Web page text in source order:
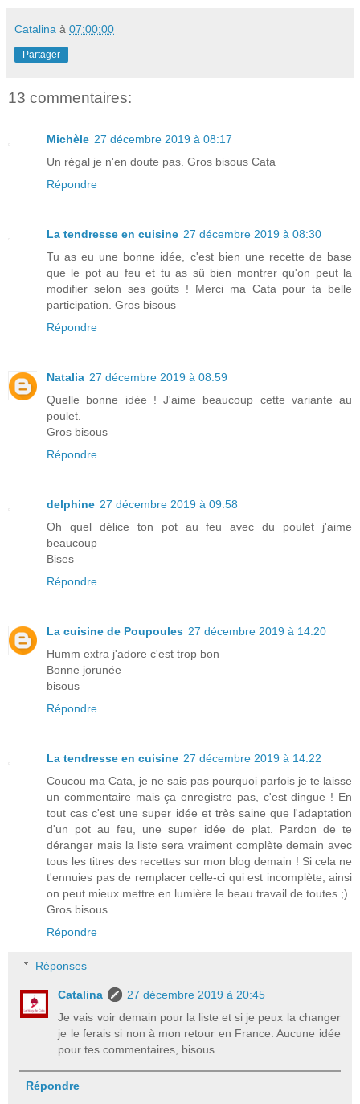
Catalina à 07:00:00
Partager
13 commentaires:
Michèle 27 décembre 2019 à 08:17
Un régal je n'en doute pas. Gros bisous Cata
Répondre
La tendresse en cuisine 27 décembre 2019 à 08:30
Tu as eu une bonne idée, c'est bien une recette de base
que le pot au feu et tu as sû bien montrer qu'on peut la
modifier selon ses goûts ! Merci ma Cata pour ta belle
participation. Gros bisous
Répondre
Natalia 27 décembre 2019 à 08:59
Quelle bonne idée ! J'aime beaucoup cette variante au
poulet.
Gros bisous
Répondre
delphine 27 décembre 2019 à 09:58
Oh quel délice ton pot au feu avec du poulet j'aime
beaucoup
Bises
Répondre
La cuisine de Poupoules 27 décembre 2019 à 14:20
Humm extra j'adore c'est trop bon
Bonne jorunée
bisous
Répondre
La tendresse en cuisine 27 décembre 2019 à 14:22
Coucou ma Cata, je ne sais pas pourquoi parfois je te laisse
un commentaire mais ça enregistre pas, c'est dingue ! En
tout cas c'est une super idée et très saine que l'adaptation
d'un pot au feu, une super idée de plat. Pardon de te
déranger mais la liste sera vraiment complète demain avec
tous les titres des recettes sur mon blog demain ! Si cela ne
t'ennuies pas de remplacer celle-ci qui est incomplète, ainsi
on peut mieux mettre en lumière le beau travail de toutes ;)
Gros bisous
Répondre
Réponses
Catalina
27 décembre 2019 à 20:45
Je vais voir demain pour la liste et si je peux la changer
je le ferais si non à mon retour en France. Aucune idée
pour tes commentaires, bisous
Répondre